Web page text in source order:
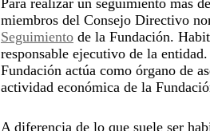
Para realizar un seguimiento más
miembros del Consejo Directivo
Seguimiento de la Fundación.
responsable ejecutivo de la
Fundación actúa como órgano de
actividad económica de la
A diferencia de lo que suele ser